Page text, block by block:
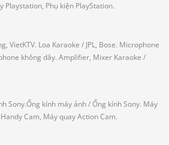
Playstation, Phụ kiện PlayStation.
VietKTV. Loa Karaoke / JPL, Bose. Microphone
không dây. Amplifier, Mixer Karaoke /
Sony.Ống kính máy ảnh / Ống kính Sony. Máy
Cam, Máy quay Action Cam.